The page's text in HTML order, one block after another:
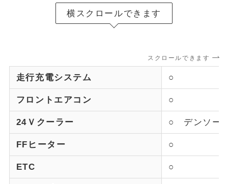
横スクロールできます
スクロールできます
走行充電システム ○
フロントエアコン ○
24Ｖクーラー ○ デンソー
FFヒーター ○
ETC ○